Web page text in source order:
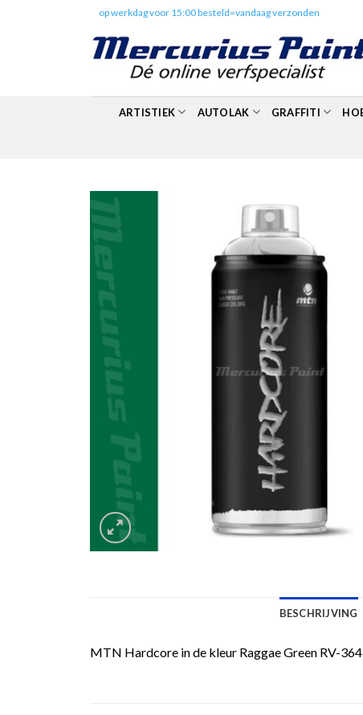
op werkdag voor 15:00 besteld=vandaag verzonden
ARTISTIEK AUTOLAK GRAFFITI
BESCHRIJVING
MTN Hardcore in de kleur Raggae Green RV-